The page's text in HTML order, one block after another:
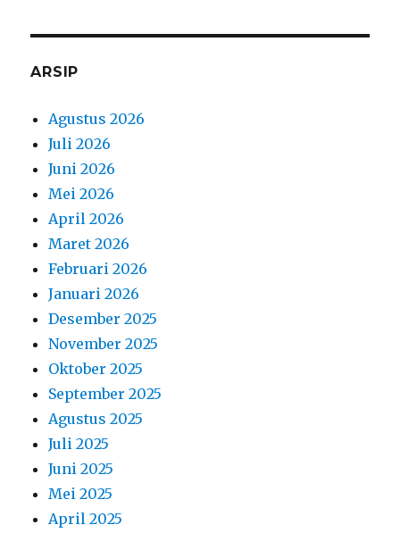
ARSIP
Agustus 2026
Juli 2026
Juni 2026
Mei 2026
April 2026
Maret 2026
Februari 2026
Januari 2026
Desember 2025
November 2025
Oktober 2025
September 2025
Agustus 2025
Juli 2025
Juni 2025
Mei 2025
April 2025